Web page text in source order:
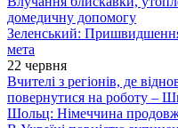
домедичну допомогу
Зеленський:
мета
22 червня
Вчителі з регіонів, де
повернутися на роботу –
Шольц: Німеччина